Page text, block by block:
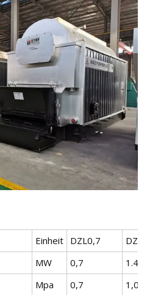
Einheit DZL0,7
MW 0,7
1.4
Mpa 0,7
1,0